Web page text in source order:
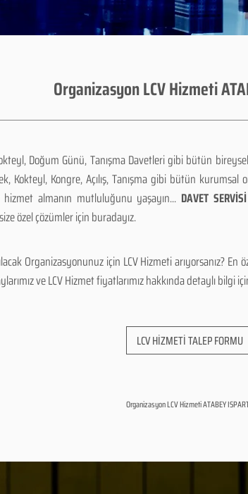
Organizasyon LCV Hizmeti
Doğum Günü, Tanışma Davetleri gibi bütün
Kokteyl, Kongre, Açılış, Tanışma gibi bütün
almanın mutluluğunu yaşayın... DAVET
özel çözümler için buradayız.
Organizasyonunuz için LCV Hizmeti arıyorsanız?
ve LCV Hizmet fiyatlarımız hakkında detaylı
LCV HİZMETİ TALEP FORMU
Organizasyon LCV Hizmeti ATABEY